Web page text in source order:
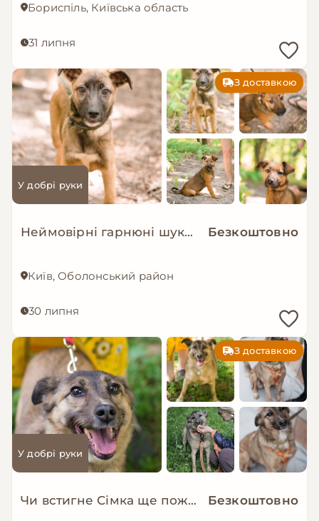
Бориспіль, Київська область
31 липня
З доставкою
У добрі руки
Неймовірні гарнюні шукають дім! Безкоштовно
Київ, Оболонський район
30 липня
З доставкою
У добрі руки
Чи встигне Сімка ще пожити в родині? Безкоштовно